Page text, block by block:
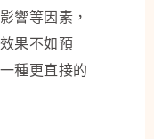
響等因素，
果不如預
種更直接的